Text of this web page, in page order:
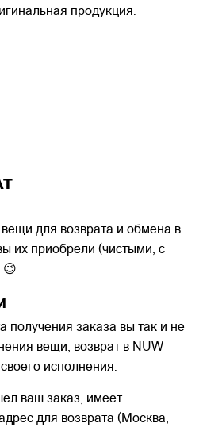
продукция.
для возврата и обмена в
их приобрели (чистыми, с
😉
получения заказа вы так и не
вещи, возврат в NUW
исполнения.
ваш заказ, имеет
для возврата (Москва,